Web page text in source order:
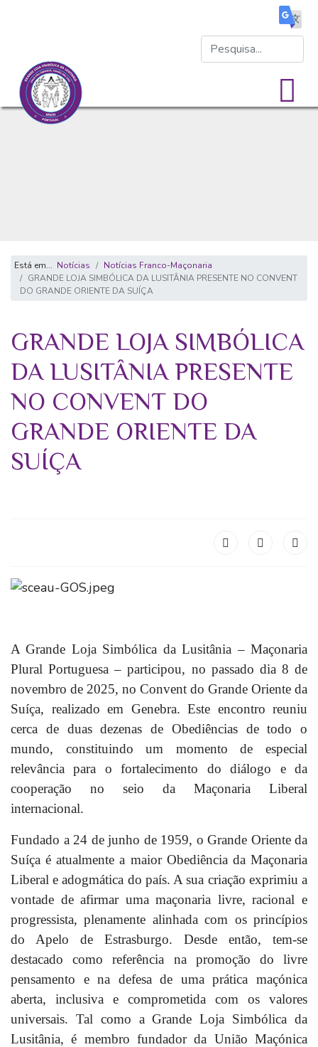
Está em... Notícias
Notícias Franco-Maçonaria
GRANDE LOJA SIMBÓLICA DA LUSITÂNIA PRESENTE NO CONVENT
DO GRANDE ORIENTE DA SUÍÇA
GRANDE LOJA SIMBÓLICA
DA LUSITÂNIA PRESENTE
NO CONVENT DO
GRANDE ORIENTE DA
SUÍÇA
A Grande Loja Simbólica da Lusitânia – Maçonaria
Plural Portuguesa – participou, no passado dia 8 de
novembro de 2025, no Convent do Grande Oriente da
Suíça, realizado em Genebra. Este encontro reuniu
cerca de duas dezenas de Obediências de todo o
mundo, constituindo um momento de especial
relevância para o fortalecimento do diálogo e da
cooperação no seio da Maçonaria Liberal
internacional.
Fundado a 24 de junho de 1959, o Grande Oriente da
Suíça é atualmente a maior Obediência da Maçonaria
Liberal e adogmática do país. A sua criação exprimiu a
vontade de afirmar uma maçonaria livre, racional e
progressista, plenamente alinhada com os princípios
do Apelo de Estrasburgo. Desde então, tem-se
destacado como referência na promoção do livre
pensamento e na defesa de uma prática maçónica
aberta, inclusiva e comprometida com os valores
universais. Tal como a Grande Loja Simbólica da
Lusitânia, é membro fundador da União Maçónica